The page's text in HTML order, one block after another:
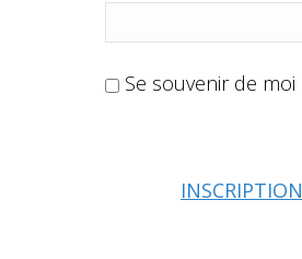
Se souvenir de moi
INSCRIPTION